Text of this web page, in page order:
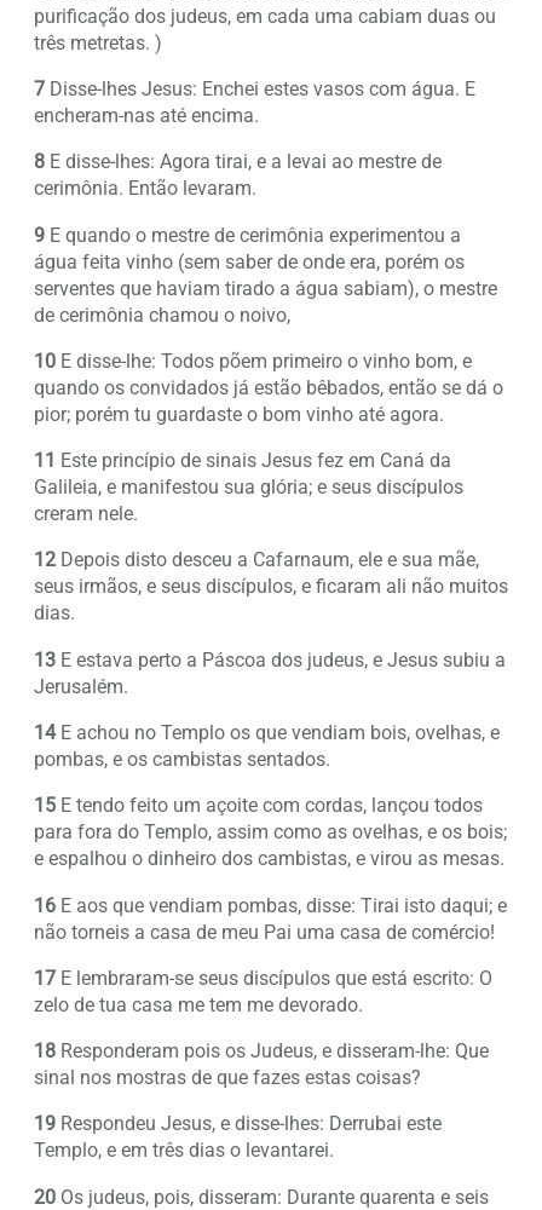
purificação dos judeus, em cada uma cabiam duas ou
três metretas. )
7 Disse-lhes Jesus: Enchei estes vasos com água. E
encheram-nas até encima.
8 E disse-lhes: Agora tirai, e a levai ao mestre de
cerimônia. Então levaram.
9 E quando o mestre de cerimônia experimentou a
água feita vinho (sem saber de onde era, porém os
serventes que haviam tirado a água sabiam), o mestre
de cerimônia chamou o noivo,
10 E disse-lhe: Todos põem primeiro o vinho bom, e
quando os convidados já estão bêbados, então se dá o
pior; porém tu guardaste o bom vinho até agora.
11 Este princípio de sinais Jesus fez em Caná da
Galileia, e manifestou sua glória; e seus discípulos
creram nele.
12 Depois disto desceu a Cafarnaum, ele e sua mãe,
seus irmãos, e seus discípulos, e ficaram ali não muitos
dias.
13 E estava perto a Páscoa dos judeus, e Jesus subiu a
Jerusalém.
14E achou no Templo os que vendiam bois, ovelhas, e
pombas, e os cambistas sentados.
15 E tendo feito um açoite com cordas, lançou todos
para fora do Templo, assim como as ovelhas, e os bois;
e espalhou o dinheiro dos cambistas, e virou as mesas.
16 E aos que vendiam pombas, disse: Tirai isto daqui; e
não torneis a casa de meu Pai uma casa de comércio!
17 E lembraram-se seus discípulos que está escrito: O
zelo de tua casa me tem me devorado.
18 Responderam pois os Judeus, e disseram-lhe: Que
sinal nos mostras de que fazes estas coisas?
19 Respondeu Jesus, e disse-lhes: Derrubai este
Templo, e em três dias o levantarei.
20 Os judeus, pois, disseram: Durante quarenta e seis